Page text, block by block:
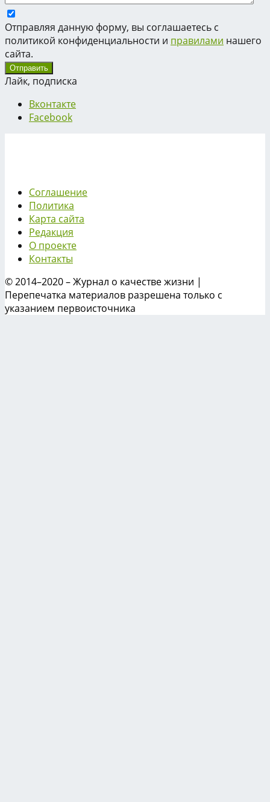
Отправляя данную форму, вы соглашаетесь с
политикой конфиденциальности и правилами нашего
сайта.
Лайк, подписка
Вконтакте
Facebook
Соглашение
Политика
Карта сайта
Редакция
О проекте
Контакты
© 2014–2020 – Журнал о качестве жизни |
Перепечатка материалов разрешена только с
указанием первоисточника